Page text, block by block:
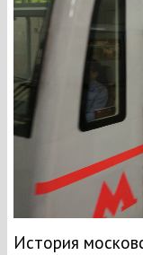
История